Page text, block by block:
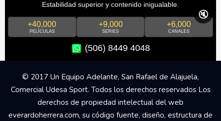
Estabilidad superior y contenido inigualable.
+40,000
PELÍCULAS
+9,000
SERIES
+6,000
CANALES
(506) 8449 4048
🔇
© 2017 Un Equipo Adelante, San Rafael de Alajuela,
Comercial Udesa Sport. Todos los derechos reservados Los
derechos de propiedad intelectual del web
everardoherrera.com, su código fuente, diseño, estructura de